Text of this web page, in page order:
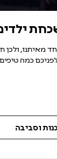
מאיתנו,
כמה
וסביבה